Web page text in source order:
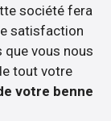
société fera
satisfaction
que vous nous
tout votre
votre benne